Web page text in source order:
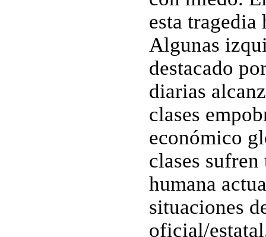
esta tragedia
Algunas
destacado
diarias
clases
económico
clases
humana
situaciones
oficial/